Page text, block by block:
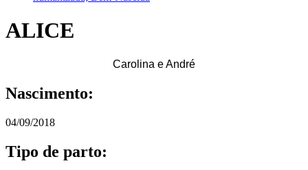
ALICE
Carolina e André
Nascimento:
04/09/2018
Tipo de parto: